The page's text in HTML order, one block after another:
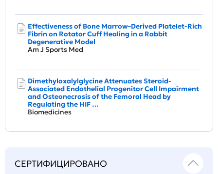
Effectiveness of Bone Marrow–Derived Platelet-Rich
Fibrin on Rotator Cuff Healing in a Rabbit
Degenerative Model
Am J Sports Med
Dimethyloxalylglycine Attenuates Steroid-
Associated Endothelial Progenitor Cell Impairment
and Osteonecrosis of the Femoral Head by
Regulating the HIF …
Biomedicines
СЕРТИФИЦИРОВАНО